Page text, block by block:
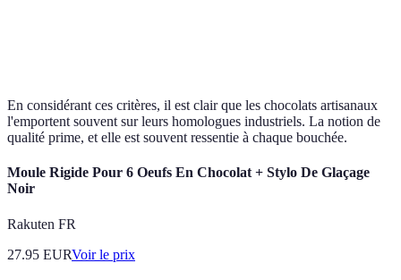
En considérant ces critères, il est clair que les chocolats artisanaux
l'emportent souvent sur leurs homologues industriels. La notion de
qualité prime, et elle est souvent ressentie à chaque bouchée.
Moule Rigide Pour 6 Oeufs En Chocolat + Stylo De Glaçage
Noir
Rakuten FR
27.95 EURVoir le prix